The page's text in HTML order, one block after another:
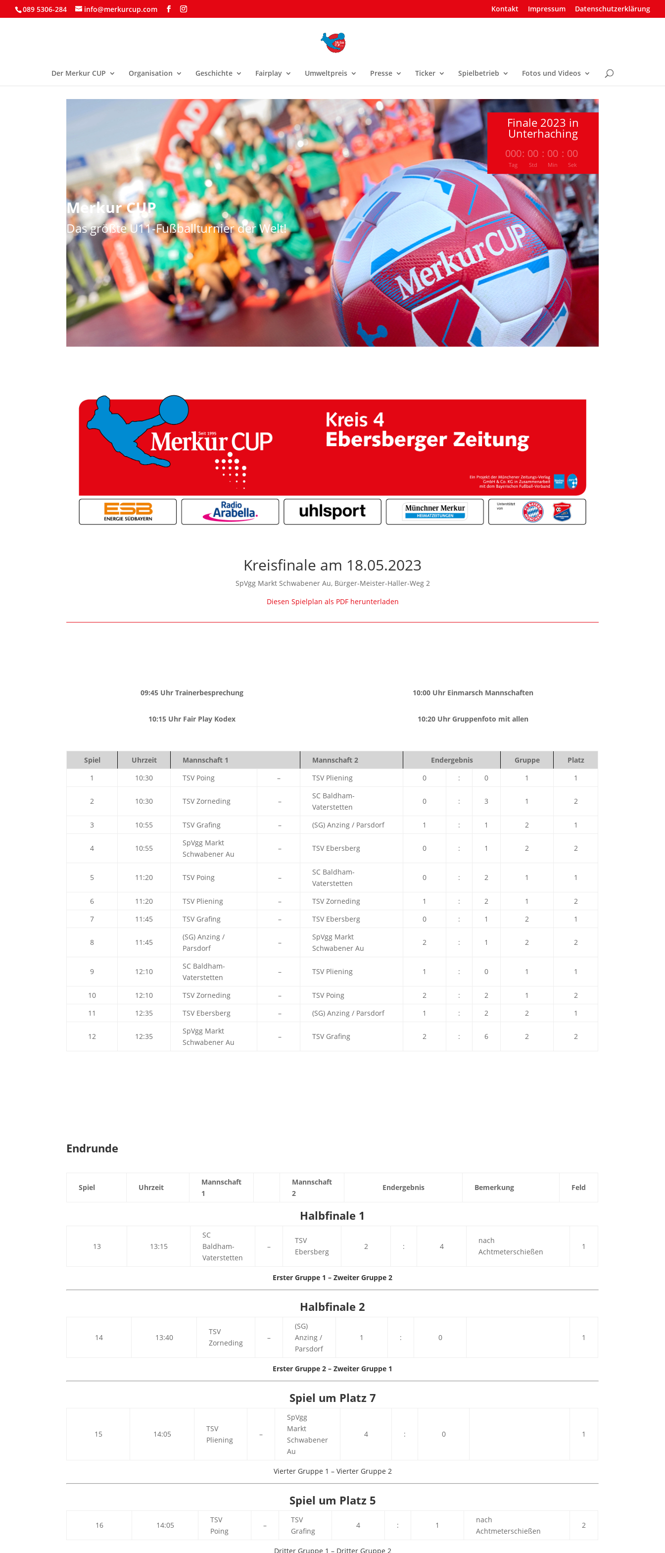
089 5306-284 info@merkurcup.com Kontakt Impressum Datenschutzerklärung
Der Merkur CUP Organisation Geschichte Fairplay Umweltpreis Presse Ticker Spielbetrieb Fotos und Videos
Merkur CUP
Das größte U11-Fußballturnier der Welt!
Finale 2023 in
Unterhaching
000
Tag
: 00
Std
: 00
Min
: 00
Sek
Kreisfinale am 18.05.2023
SpVgg Markt Schwabener Au, Bürger-Meister-Haller-Weg 2
Diesen Spielplan als PDF herunterladen
09:45 Uhr Trainerbesprechung
10:15 Uhr Fair Play Kodex
10:00 Uhr Einmarsch Mannschaften
10:20 Uhr Gruppenfoto mit allen
Spiel Uhrzeit Mannschaft 1 Mannschaft 2 Endergebnis Gruppe
Platz
1
10:30 TSV Poing – TSV Pliening 0 : 0 1 1
2 10:30 TSV Zorneding –
SC Baldham-
Vaterstetten
0 : 3 1 2
3 10:55 TSV Grafing – (SG) Anzing / Parsdorf 1 : 1 2 1
4 10:55
SpVgg Markt
Schwabener Au
– TSV Ebersberg 0 : 1 2 2
5 11:20 TSV Poing –
SC Baldham-
Vaterstetten
0 : 2 1 1
6 11:20 TSV Pliening – TSV Zorneding 1 : 2 1
2
7
11:45 TSV Grafing – TSV Ebersberg 0 : 1 2 1
8 11:45
(SG) Anzing /
Parsdorf
–
SpVgg Markt
Schwabener Au
2 : 1 2 2
9 12:10
SC Baldham-
Vaterstetten
– TSV Pliening 1 : 0 1 1
10 12:10 TSV Zorneding – TSV Poing 2 : 2 1
2
11
12:35 TSV Ebersberg – (SG) Anzing / Parsdorf 1 : 2 2 1
12 12:35
SpVgg Markt
Schwabener Au
– TSV Grafing 2 : 6 2 2
Endrunde
Spiel Uhrzeit
Mannschaft
1
Mannschaft
2
Endergebnis Bemerkung Feld
Halbfinale 1
13 13:15
SC
Baldham-
Vaterstetten
–
TSV
Ebersberg
2 : 4
nach
Achtmeterschießen
1
Erster Gruppe 1 – Zweiter Gruppe 2
Halbfinale 2
14 13:40
TSV
Zorneding
–
(SG)
Anzing /
Parsdorf
1 : 0 1
Erster Gruppe 2 – Zweiter Gruppe 1
Spiel um Platz 7
15 14:05
TSV
Pliening
–
SpVgg
Markt
Schwabener
Au
4 : 0 1
Vierter Gruppe 1 – Vierter Gruppe 2
Spiel um Platz 5
16 14:05
TSV
Poing
–
TSV
Grafing
4 : 1
nach
Achtmeterschießen
2
Dritter Gruppe 1 – Dritter Gruppe 2